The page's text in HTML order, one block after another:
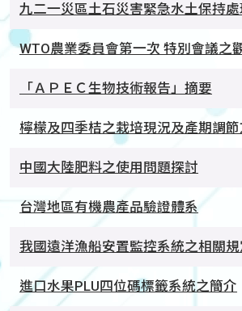
九二一災區土石災害緊急水土保持
WTO農業委員會第一次 特別會議之
「ＡＰＥＣ生物技術報告」摘要
檸檬及四季桔之栽培現況及產期調節
中國大陸肥料之使用問題探討
台灣地區有機農產品驗證體系
我國遠洋漁船安置監控系統之相關規
進口水果PLU四位碼標籤系統之簡介